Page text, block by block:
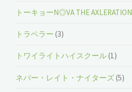
トーキョーN◎VA THE AXLERATION
トラベラー (3)
トワイライトハイスクール(1)
ネバー・レイト・ナイターズ(5)